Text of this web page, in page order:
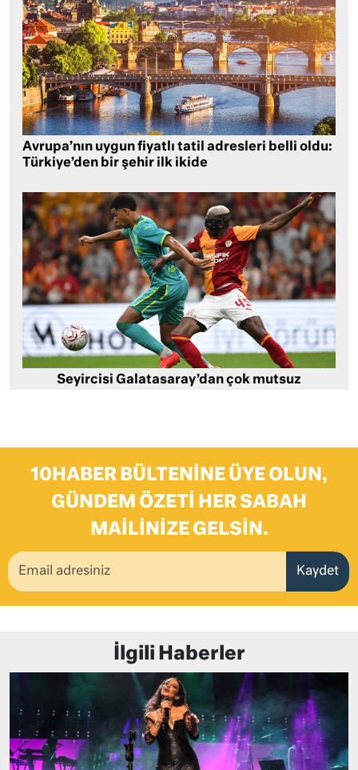
Avrupa’nın uygun fiyatlı tatil adresleri belli oldu:
Türkiye’den bir şehir ilk ikide
Seyircisi Galatasaray’dan çok mutsuz
10HABER BÜLTENINE ÜYE OLUN,
GÜNDEM ÖZETI HER SABAH
MAILINIZE GELSIN.
Kaydet
İlgili Haberler